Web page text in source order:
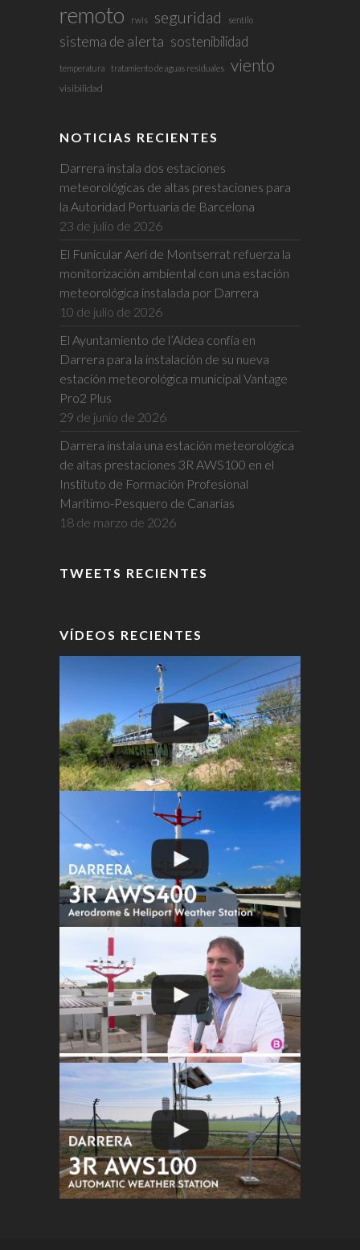
remoto rwis seguridad sentilo
sistema de alerta sostenibilidad
temperatura tratamiento de aguas residuales viento
visibilidad
NOTICIAS RECIENTES
Darrera instala dos estaciones
meteorológicas de altas prestaciones para
la Autoridad Portuaria de Barcelona
23 de julio de 2026
El Funicular Aeri de Montserrat refuerza la
monitorización ambiental con una estación
meteorológica instalada por Darrera
10 de julio de 2026
El Ayuntamiento de l’Aldea confía en
Darrera para la instalación de su nueva
estación meteorológica municipal Vantage
Pro2 Plus
29 de junio de 2026
Darrera instala una estación meteorológica
de altas prestaciones 3R AWS100 en el
Instituto de Formación Profesional
Marítimo-Pesquero de Canarias
18 de marzo de 2026
TWEETS RECIENTES
VÍDEOS RECIENTES